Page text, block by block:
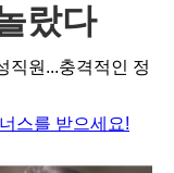
랐다
직원...충격적인 정
스를 받으세요!